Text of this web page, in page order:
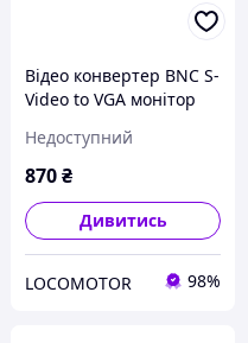
Відео конвертер BNC S-
Video to VGA монітор
Недоступний
870₴
Дивитись
LOCOMOTOR 98%